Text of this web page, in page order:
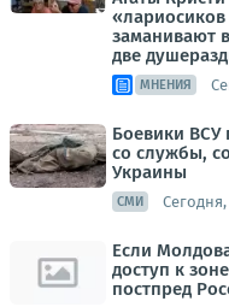
заманивают
две
МНЕНИЯ
Боевики ВСУ
со службы,
Украины
СМИ Сегодня,
Если
доступ к
постпред